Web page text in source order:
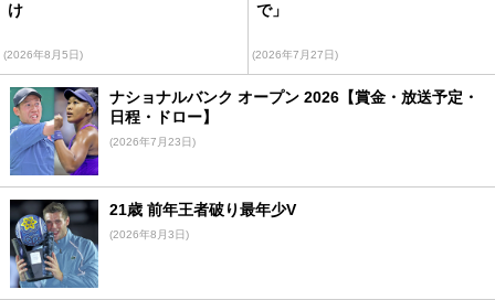
け
(2026年8月5日)
で」
(2026年7月27日)
ナショナルバンク オープン 2026【賞金・放送予定・
日程・ドロー】
(2026年7月23日)
21歳 前年王者破り最年少V
(2026年8月3日)